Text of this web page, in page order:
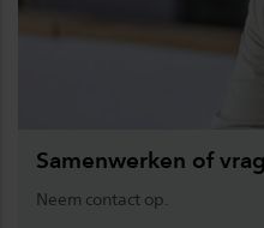
Samenwerken of
Neem contact op.